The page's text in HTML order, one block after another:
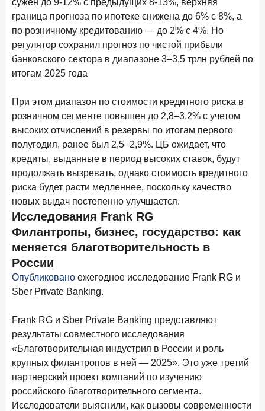
в феврале 2026 года
18 марта 2026 года ИССЛЕДОВАНИЕ
Банки начали снижать ставки по вкладам еще до
решения ЦБ
16 марта 2026 года
2026 года
12 марта 2026 года ИССЛЕДОВАНИЕ
Банки ускорили работу с претензиями
Рассылка Frank RG
на банковском рынке
Я согласен с условиями
10 марта 2026 года
Куда уходят деньги? Frank RG исследует рынок
вкладов
6 марта 2026 года
По итогам февраля 2026 года объем выдач кредитов
составил 748,4 млрд руб.
граница прогноза по ипотеке снижена до 6% с 8%, а
по розничному кредитованию — до 2% с 4%. Но
регулятор сохранил прогноз по чистой прибыли
банковского сектора в диапазоне 3–3,5 трлн рублей по
итогам 2025 года
При этом диапазон по стоимости кредитного риска в
розничном сегменте повышен до 2,8–3,2% с учетом
высоких отчислений в резервы по итогам первого
полугодия, ранее был 2,5–2,9%. ЦБ ожидает, что
кредиты, выданные в период высоких ставок, будут
продолжать вызревать, однако стоимость кредитного
риска будет расти медленнее, поскольку качество
новых выдач постепенно улучшается.
Исследования Frank RG
Филантропы, бизнес, государство: как
меняется благотворительность в
России
Опубликовано ежегодное исследование Frank RG и
Sber Private Banking.
Frank RG и Sber Private Banking представляют
результаты совместного исследования
«Благотворительная индустрия в России и роль
крупных филантропов в ней — 2025». Это уже третий
партнерский проект компаний по изучению
российского благотворительного сегмента.
Исследователи выяснили, как вызовы современности